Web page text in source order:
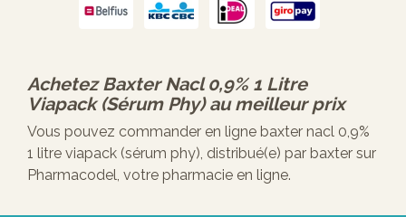
AchetezBaxter Nacl 0,9% 1 Litre
Viapack (sérum Phy)au meilleur prix
Vous pouvez commander en ligne baxter nacl 0,9%
1 litre viapack (sérum phy), distribué(e) par baxter sur
Pharmacodel, votre pharmacie en ligne.